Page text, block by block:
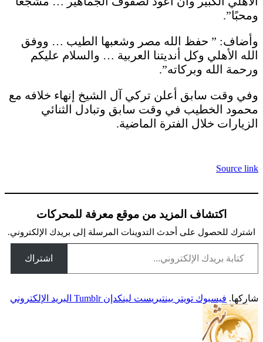
ومحبًا”.
وأضاف: ” حفظ الله مصر وشعبها الطيب … ووفق
الله الأهلي وكل أنديتنا العربية … والسلام عليكم
ورحمة الله وبركاته”.
وفي وقت سابق أعلن تركي آل الشيخ إنهاء خلافه مع
محمود الخطيب في وقت سابق وتبادل الثنائي
الزيارات خلال الفترة الماضية.
Source link
اكتشاف المزيد من موقع معرفة للمحركات
اشترك للحصول على أحدث التدوينات المرسلة إلى بريدك الإلكتروني.
كتابة بريدك الإلكتروني...
اشتراك
شاركها. فيسبوك تويتر بينتيريست لينكدإن Tumblr البريد الإلكتروني